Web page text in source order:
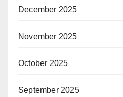
December 2025
November 2025
October 2025
September 2025